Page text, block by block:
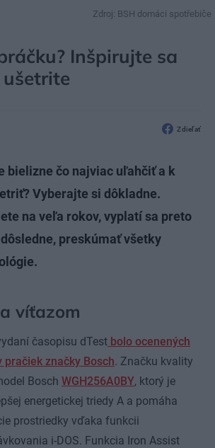
Zdroj: BSH domáci spotřebiče
Inšpirujte sa
Zdieľať
bielizne čo najviac uľahčiť a k
Vyberajte si dôkladne.
na veľa rokov, vyplatí sa preto
preskúmať všetky
víťazom
časopisu dTest bolo ocenených
značky Bosch. Značku kvality
Bosch WGH256A0BY, ktorý je
energetickej triedy A a pomáha
prostriedky vďaka funkcii
i-DOS. Funkcia Iron Assist